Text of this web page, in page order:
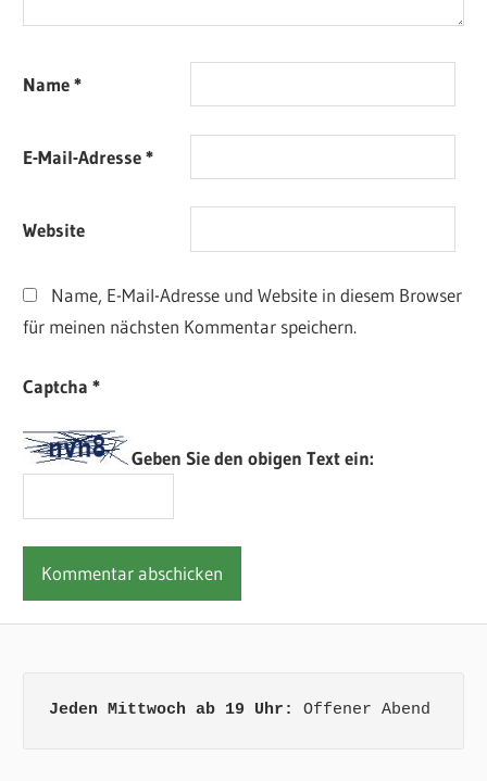
Name*
E-Mail-Adresse*
Website
Name, E-Mail-Adresse und Website in diesem Browser
für meinen nächsten Kommentar speichern.
Captcha*
Geben Sie den obigen Text ein:
Jeden Mittwoch ab 19 Uhr: Offener Abend